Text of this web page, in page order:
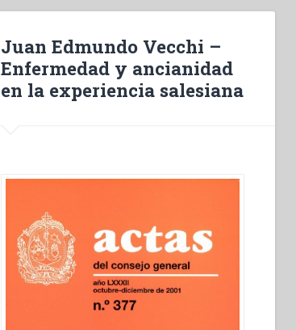
Juan Edmundo Vecchi –
Enfermedad y ancianidad
en la experiencia salesiana